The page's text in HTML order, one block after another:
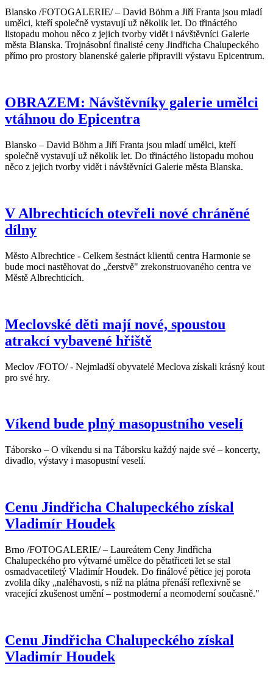
Blansko /FOTOGALERIE/ – David Böhm a Jiří Franta jsou mladí
umělci, kteří společně vystavují už několik let. Do třináctého
listopadu mohou něco z jejich tvorby vidět i návštěvníci Galerie
města Blanska. Trojnásobní finalisté ceny Jindřicha Chalupeckého
přímo pro prostory blanenské galerie připravili výstavu Epicentrum.
OBRAZEM: Návštěvníky galerie umělci
vtáhnou do Epicentra
Blansko – David Böhm a Jiří Franta jsou mladí umělci, kteří
společně vystavují už několik let. Do třináctého listopadu mohou
něco z jejich tvorby vidět i návštěvníci Galerie města Blanska.
V Albrechticích otevřeli nové chráněné
dílny
Město Albrechtice - Celkem šestnáct klientů centra Harmonie se
bude moci nastěhovat do „čerstvě" zrekonstruovaného centra ve
Městě Albrechticích.
Meclovské děti mají nové, spoustou
atrakcí vybavené hřiště
Meclov /FOTO/ - Nejmladší obyvatelé Meclova získali krásný kout
pro své hry.
Víkend bude plný masopustního veselí
Táborsko – O víkendu si na Táborsku každý najde své – koncerty,
divadlo, výstavy i masopustní veselí.
Cenu Jindřicha Chalupeckého získal
Vladimír Houdek
Brno /FOTOGALERIE/ – Laureátem Ceny Jindřicha
Chalupeckého pro výtvarné umělce do pětatřiceti let se stal
osmadvacetiletý Vladimír Houdek. Do finálové pětice jej porota
zvolila díky „naléhavosti, s níž na plátna přenáší reflexivně se
vracející zkušenost umění – postmoderní a neomoderní současně."
Cenu Jindřicha Chalupeckého získal
Vladimír Houdek